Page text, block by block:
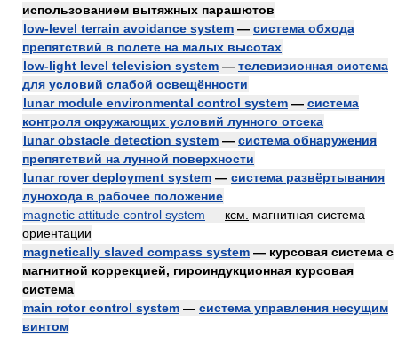
использованием вытяжных парашютов
low-level terrain avoidance system — система обхода
препятствий в полете на малых высотах
low-light level television system — телевизионная система
для условий слабой освещённости
lunar module environmental control system — система
контроля окружающих условий лунного отсека
lunar obstacle detection system — система обнаружения
препятствий на лунной поверхности
lunar rover deployment system — система развёртывания
лунохода в рабочее положение
magnetic attitude control system — ксм.
магнитная система
ориентации
magnetically slaved compass system — курсовая система с
магнитной коррекцией, гироиндукционная курсовая
система
main rotor control system — система управления несущим
винтом